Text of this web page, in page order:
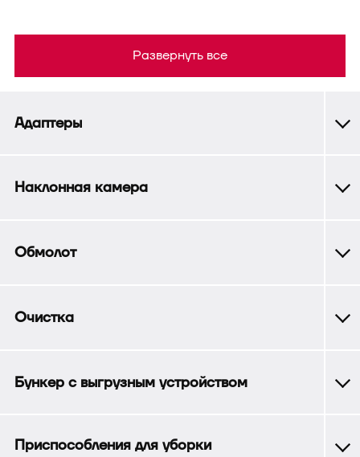
Адаптеры
Наклонная камера
Обмолот
Очистка
Бункер с выгрузным устройством
Приспособления для уборки
Развернуть все